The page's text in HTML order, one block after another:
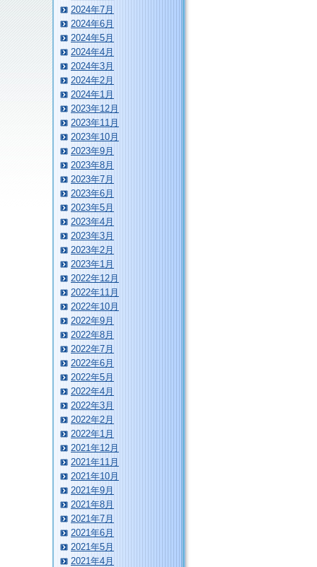
2024年7月
2024年6月
2024年5月
2024年4月
2024年3月
2024年2月
2024年1月
2023年12月
2023年11月
2023年10月
2023年9月
2023年8月
2023年7月
2023年6月
2023年5月
2023年4月
2023年3月
2023年2月
2023年1月
2022年12月
2022年11月
2022年10月
2022年9月
2022年8月
2022年7月
2022年6月
2022年5月
2022年4月
2022年3月
2022年2月
2022年1月
2021年12月
2021年11月
2021年10月
2021年9月
2021年8月
2021年7月
2021年6月
2021年5月
2021年4月